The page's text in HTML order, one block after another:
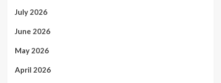
July 2026
June 2026
May 2026
April 2026